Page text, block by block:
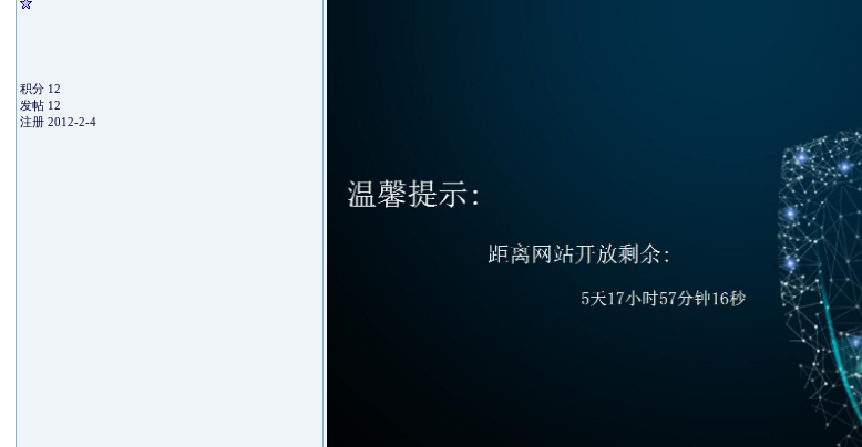
积分 12
发帖 12
注册 2012-2-4